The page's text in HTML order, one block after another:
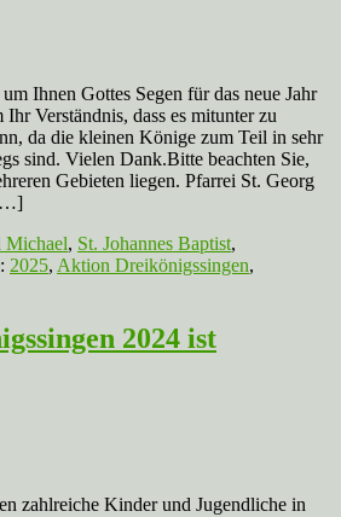
Ihnen Gottes Segen für das neue Jahr
Verständnis, dass es mitunter zu
da die kleinen Könige zum Teil in sehr
sind. Vielen Dank.Bitte beachten Sie,
Gebieten liegen. Pfarrei St. Georg
Michael, St. Johannes Baptist,
2025, Aktion Dreikönigssingen,
2024 ist
zahlreiche Kinder und Jugendliche in